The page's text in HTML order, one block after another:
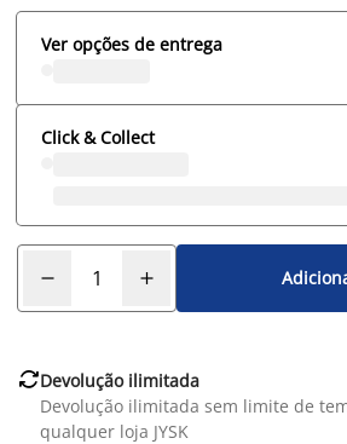
Ver opções de entrega
Click & Collect
Devolução ilimitada
Devolução ilimitada sem limite de
qualquer loja JYSK